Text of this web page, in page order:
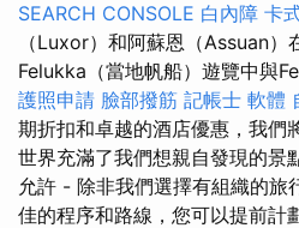
SEARCH CONSOLE 白內障 卡
（Luxor）和阿蘇恩（Assuan
Felukka（當地帆船）遊覽中與
護照申請 臉部撥筋 記帳士 軟體
期折扣和卓越的酒店優惠，我們
世界充滿了我們想親自發現的景
允許 - 除非我們選擇有組織的旅
佳的程序和路線，您可以提前計